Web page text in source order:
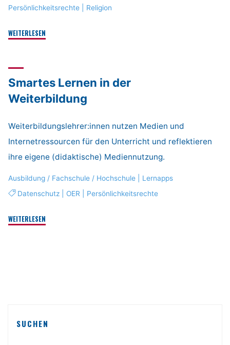
Persönlichkeitsrechte
Religion
WEITERLESEN
Smartes Lernen in der
Weiterbildung
Weiterbildungslehrer:innen nutzen Medien und
Internetressourcen für den Unterricht und reflektieren
ihre eigene (didaktische) Mediennutzung.
Ausbildung / Fachschule / Hochschule
Lernapps
Datenschutz| OER| Persönlichkeitsrechte
WEITERLESEN
SUCHEN